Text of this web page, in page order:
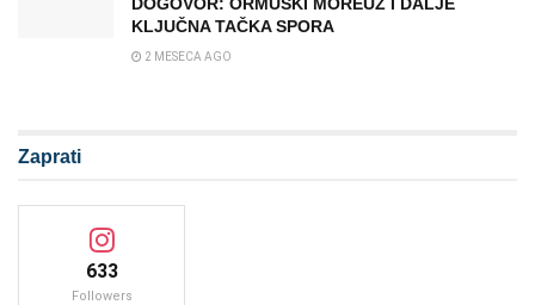
KLJUČNA TAČKA SPORA
2 MESECA AGO
Zaprati
633
Followers